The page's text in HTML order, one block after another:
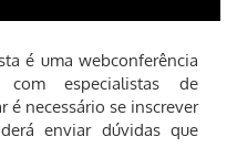
é uma webconferência
com especialistas de
é necessário se inscrever
enviar dúvidas que